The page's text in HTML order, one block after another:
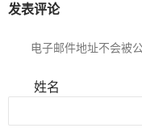
发表评论
电子邮件地址不会被公
姓名